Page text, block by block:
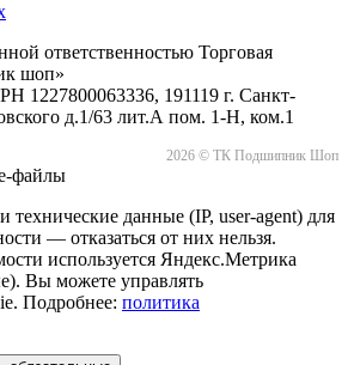
ответственностью Торговая
шоп»
1227800063336, 191119 г. Санкт-
д.1/63 лит.А пом. 1-Н, ком.1
2026 © ТК Подшипник Шоп
файлы
технические данные (IP, user-agent) для
— отказаться от них нельзя.
используется Яндекс.Метрика
Вы можете управлять
Подробнее: политика